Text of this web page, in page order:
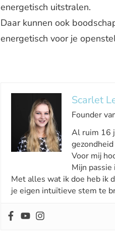
energetisch uitstralen.
Daar kunnen ook
energetisch voor je
Scarlet
Founder
Al ruim 16
Voor mij
Mijn passie
Met alles wat ik doe heb ik
je eigen intuïtieve stem te